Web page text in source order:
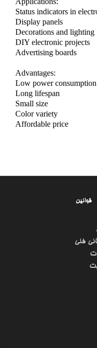
Status indicators in
Display panels
Decorations and lighting
DIY electronic projects
Advertising boards
Advantages:
Low power consumption
Long lifespan
Small size
Color variety
Affordable price
قوانین
فنی